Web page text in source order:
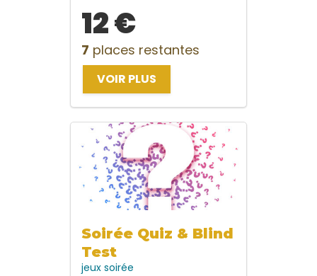
12 €
7 places restantes
VOIR PLUS
Soirée Quiz & Blind
Test
jeux soirée